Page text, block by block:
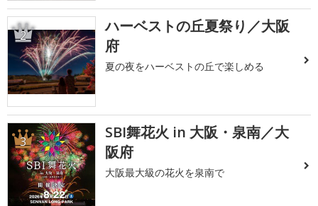
2
ハーベストの丘夏祭り／大阪
府
夏の夜をハーベストの丘で楽しめる
3
SBI舞花火 in 大阪・泉南／大
阪府
大阪最大級の花火を泉南で